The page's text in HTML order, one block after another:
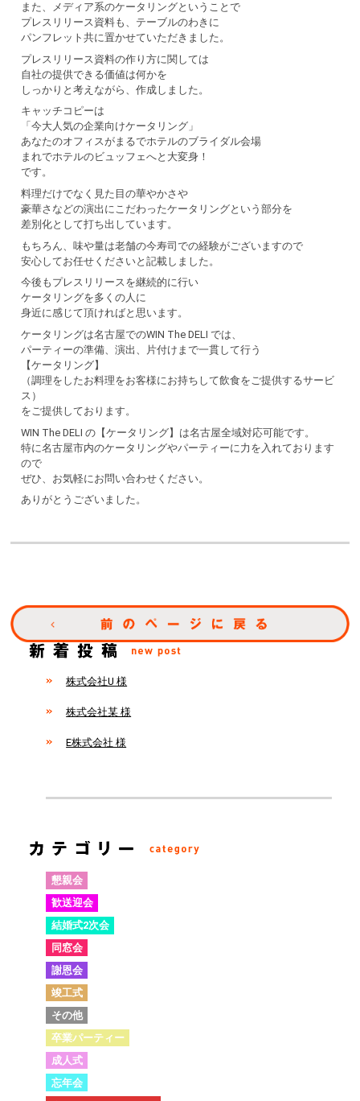
また、メディア系のケータリングということで
プレスリリース資料も、テーブルのわきに
パンフレット共に置かせていただきました。
プレスリリース資料の作り方に関しては
自社の提供できる価値は何かを
しっかりと考えながら、作成しました。
キャッチコピーは
「今大人気の企業向けケータリング」
あなたのオフィスがまるでホテルのブライダル会場
まれでホテルのビュッフェへと大変身！
です。
料理だけでなく見た目の華やかさや
豪華さなどの演出にこだわったケータリングという部分を
差別化として打ち出しています。
もちろん、味や量は老舗の今寿司での経験がございますので
安心してお任せくださいと記載しました。
今後もプレスリリースを継続的に行い
ケータリングを多くの人に
身近に感じて頂ければと思います。
ケータリングは名古屋でのWIN The DELI では、
パーティーの準備、演出、片付けまで一貫して行う
【ケータリング】
（調理をしたお料理をお客様にお持ちして飲食をご提供するサービ
ス）
をご提供しております。
WIN The DELI の【ケータリング】は名古屋全域対応可能です。
特に名古屋市内のケータリングやパーティーに力を入れております
ので
ぜひ、お気軽にお問い合わせください。
ありがとうございました。
株式会社U 様
株式会社某 様
E株式会社 様
懇親会
歓送迎会
結婚式2次会
同窓会
謝恩会
竣工式
その他
卒業パーティー
成人式
忘年会